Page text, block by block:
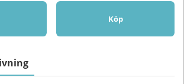
fyller själv i
här
som
högblank
fylld med billack som matchar
kulören på din bil. Du fyller själv i
uppgifter som vi efterfrågar här
Köp